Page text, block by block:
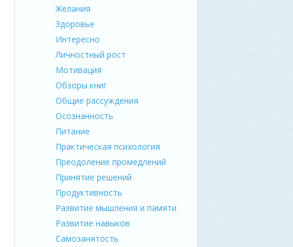
Желания
Здоровье
Интересно
Личностный рост
Мотивация
Обзоры книг
Общие рассуждения
Осознанность
Питание
Практическая психология
Преодоление промедлений
Принятие решений
Продуктивность
Развитие мышления и памяти
Развитие навыков
Самозанятость